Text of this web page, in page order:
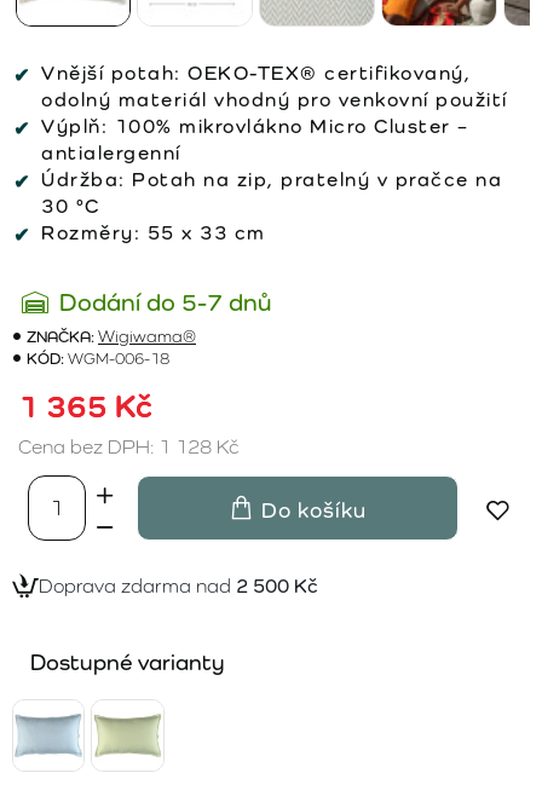
Vnější potah: OEKO-TEX® certifikovaný,
odolný materiál vhodný pro venkovní použití
Výplň: 100% mikrovlákno Micro Cluster –
antialergenní
Údržba: Potah na zip, pratelný v pračce na
30 °C
Rozměry: 55 x 33 cm
Dodání do 5-7 dnů
ZNAČKA:Wigiwama®
KÓD:WGM-006-18
1 365 Kč
Cena bez DPH: 1 128 Kč
Do košíku
Doprava zdarma nad 2 500 Kč
Dostupné varianty